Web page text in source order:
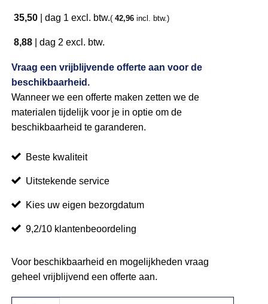
35,50 |dag 1 excl. btw.( 42,96 incl. btw.)
8,88 |dag 2 excl. btw.
Vraag een vrijblijvende offerte aan voor de
beschikbaarheid.
Wanneer we een offerte maken zetten we de
materialen tijdelijk voor je in optie om de
beschikbaarheid te garanderen.
Beste kwaliteit
Uitstekende service
Kies uw eigen bezorgdatum
9,2/10 klantenbeoordeling
Voor beschikbaarheid en mogelijkheden vraag
geheel vrijblijvend een offerte aan.